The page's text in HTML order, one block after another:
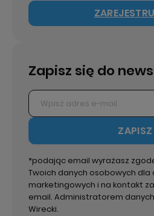
Zapisz się do
ZAPISZ
*podając email wyrażasz
Twoich danych osobowych dla
marketingowych i na kontakt
email. Administratorem danych
Wirecki.